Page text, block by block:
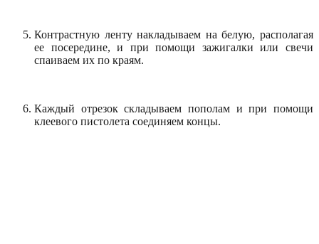
Контрастную ленту накладываем на белую, располагая
ее посередине, и при помощи зажигалки или свечи
спаиваем их по краям.
Каждый отрезок складываем пополам и при помощи
клеевого пистолета соединяем концы.